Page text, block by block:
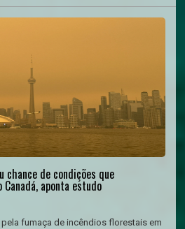
chance de condições que
aponta estudo
fumaça de incêndios florestais em